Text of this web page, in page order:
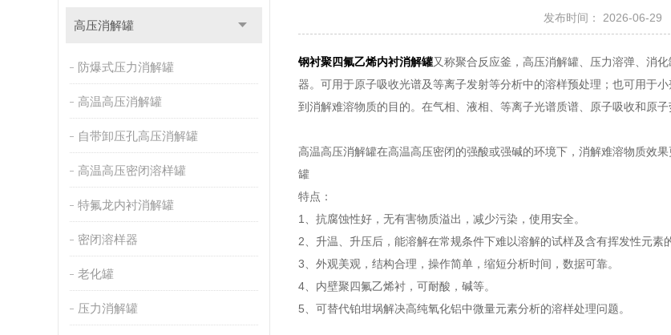
高压消解罐
防爆式压力消解罐
高温高压消解罐
自带卸压孔高压消解罐
高温高压密闭溶样罐
特氟龙内衬消解罐
密闭溶样器
老化罐
压力消解罐
发布时间： 2026-06-
钢衬聚四氟乙烯内衬消解罐又称聚合反应釜，高压消解罐、压力溶弹、消
器。可用于原子吸收光谱及等离子发射等分析中的溶样预处理；也可用于
到消解难溶物质的目的。在气相、液相、等离子光谱质谱、原子吸收和原子
高温高压消解罐在高温高压密闭的强酸或强碱的环境下，消解难溶物质效
罐
特点：
1、抗腐蚀性好，无有害物质溢出，减少污染，使用安全。
2、升温、升压后，能溶解在常规条件下难以溶解的试样及含有挥发性元素
3、外观美观，结构合理，操作简单，缩短分析时间，数据可靠。
4、内壁聚四氟乙烯衬，可耐酸，碱等。
5、可替代铂坩埚解决高纯氧化铝中微量元素分析的溶样处理问题。